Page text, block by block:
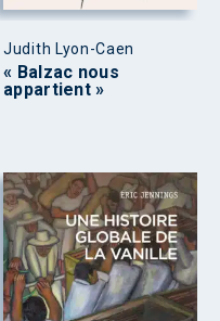
Judith Lyon-Caen
« Balzac nous
appartient »